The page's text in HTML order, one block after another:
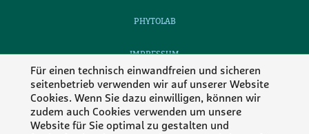
PHYTOLAB
IMPRESSUM
DATENSCHUTZ
KONTAKT
Für einen technisch einwandfreien und sicheren
seitenbetrieb verwenden wir auf unserer Website
Cookies. Wenn Sie dazu einwilligen, können wir
zudem auch Cookies verwenden um unsere
Website für Sie optimal zu gestalten und